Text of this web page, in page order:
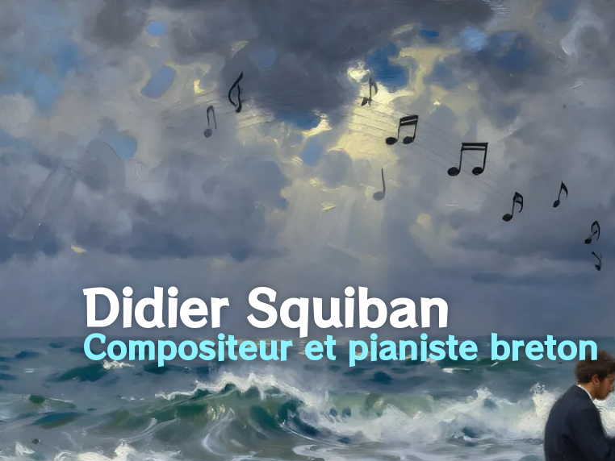
Didier Squiban
Compositeur et pianiste breton